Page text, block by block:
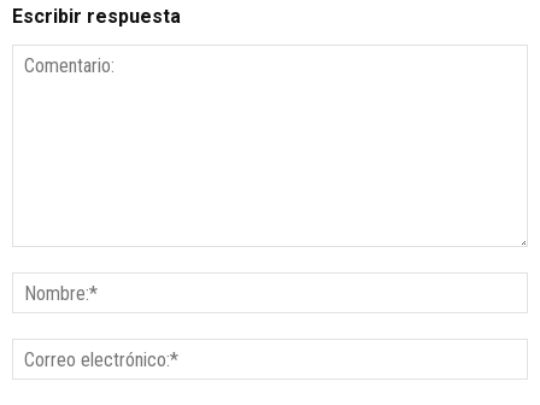
Escribir respuesta